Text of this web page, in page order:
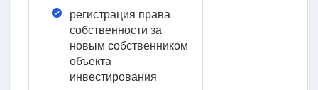
регистрация права
собственности за
новым собственником
объекта
инвестирования